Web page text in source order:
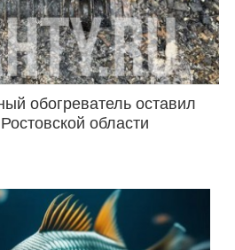
обогреватель оставил
области